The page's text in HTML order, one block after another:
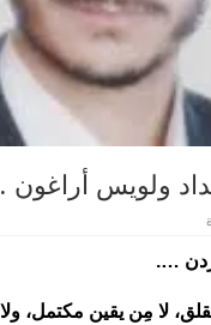
ولويس أراغون
….
لا مِن يقين مكتمل، ولا